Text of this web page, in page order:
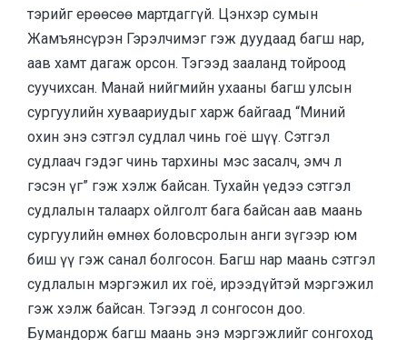
тэрийг ерөөсөө мартдаггүй. Цэнхэр сумын
Жамъянсүрэн Гэрэлчимэг гэж дуудаад багш нар,
аав хамт дагаж орсон. Тэгээд зааланд тойроод
суучихсан. Манай нийгмийн ухааны багш улсын
сургуулийн хуваариудыг харж байгаад “Миний
охин энэ сэтгэл судлал чинь гоё шүү. Сэтгэл
судлаач гэдэг чинь тархины мэс засалч, эмч л
гэсэн үг” гэж хэлж байсан. Тухайн үедээ сэтгэл
судлалын талаарх ойлголт бага байсан аав маань
сургуулийн өмнөх боловсролын анги зүгээр юм
биш үү гэж санал болгосон. Багш нар маань сэтгэл
судлалын мэргэжил их гоё, ирээдүйтэй мэргэжил
гэж хэлж байсан. Тэгээд л сонгосон доо.
Бумандорж багш маань энэ мэргэжлийг сонгоход